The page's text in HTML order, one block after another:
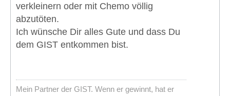
verkleinern oder mit Chemo völlig
abzutöten.
Ich wünsche Dir alles Gute und dass Du
dem GIST entkommen bist.
Mein Partner der GIST. Wenn er gewinnt, hat er